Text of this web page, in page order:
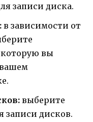
записи диска.
в зависимости от
вы
вашем
выберите
записи дисков.